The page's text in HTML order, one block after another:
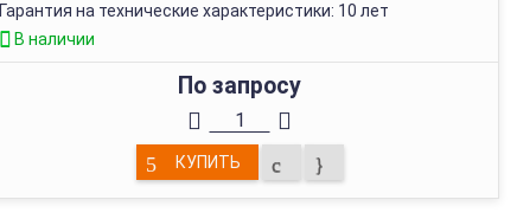
Гарантия на технические характеристики: 10 лет
В наличии
По запросу
КУПИТЬ